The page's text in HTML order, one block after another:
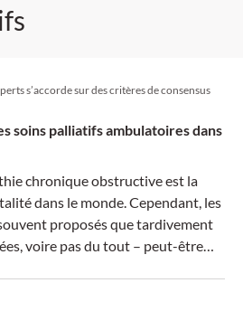
s’accorde sur des critères de consensus
soins palliatifs ambulatoires dans
chronique obstructive est la
dans le monde. Cependant, les
proposés que tardivement
voire pas du tout – peut-être